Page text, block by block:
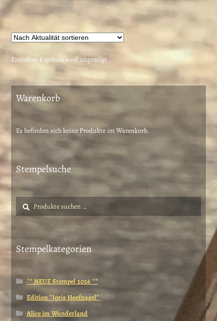
Einzelnes Ergebnis wird angezeigt
Warenkorb
Es befinden sich keine Produkte im Warenkorb.
Stempelsuche
Suche
nach:
Suchen
Stempelkategorien
** NEUE Stempel 2026 **
Edition *Joris Hoefnagel*
Alice im Wunderland